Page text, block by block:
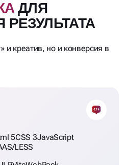
ДЛЯ
и креатив, но и конверсия в
5CSS 3JavaScript
LESS